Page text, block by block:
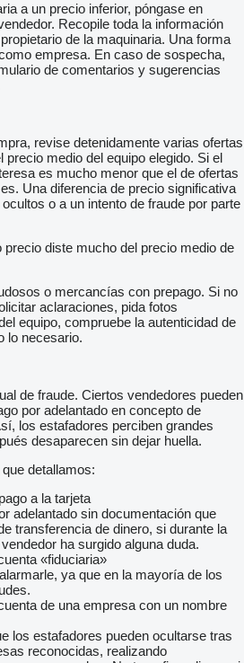
a un precio inferior, póngase en
Recopile toda la información
de la maquinaria. Una forma
empresa. En caso de sospecha,
de comentarios y sugerencias
revise detenidamente varias ofertas
medio del equipo elegido. Si el
es mucho menor que el de ofertas
Una diferencia de precio significativa
o a un intento de fraude por parte
diste mucho del precio medio de
o mercancías con prepago. Si no
aclaraciones, pida fotos
equipo, compruebe la autenticidad de
lo necesario.
de fraude. Ciertos vendedores pueden
por adelantado en concepto de
los estafadores perciben grandes
desaparecen sin dejar huella.
detallamos:
a la tarjeta
adelantado sin documentación que
transferencia de dinero, si durante la
ha surgido alguna duda.
«fiduciaria»
ya que en la mayoría de los
de una empresa con un nombre
los estafadores pueden ocultarse tras
reconocidas, realizando